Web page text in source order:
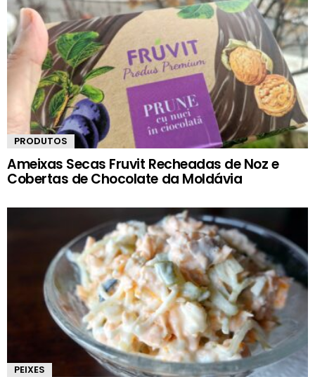
PRODUTOS
Ameixas Secas Fruvit Recheadas de Noz e
Cobertas de Chocolate da Moldávia
PEIXES